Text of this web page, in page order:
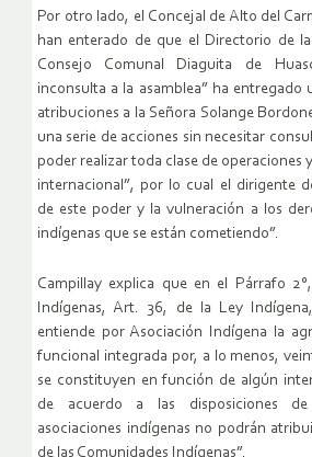
Por otro lado, el Concejal de Alto del
han enterado de que el Directorio de
Consejo Comunal Diaguita de
inconsulta a la asamblea” ha entregado
atribuciones a la Señora Solange
una serie de acciones sin necesitar
poder realizar toda clase de operaciones
internacional”, por lo cual el dirigente
de este poder y la vulneración a los
indígenas que se están cometiendo”.
Campillay explica que en el Párrafo
Indígenas, Art. 36, de la Ley
entiende por Asociación Indígena la
funcional integrada por, a lo menos,
se constituyen en función de algún
de acuerdo a las disposiciones
asociaciones indígenas no podrán
de las Comunidades Indígenas”.